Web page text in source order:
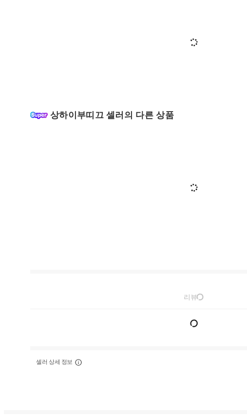
상하이부띠끄 셀러의 다른 상품
리뷰
셀러 상세 정보